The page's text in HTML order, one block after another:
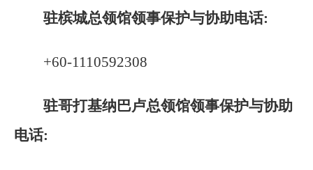
驻槟城总领馆领事保护与协助电话:
+60-1110592308
驻哥打基纳巴卢总领馆领事保护与协助
电话: